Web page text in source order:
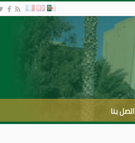
اتصل بنا